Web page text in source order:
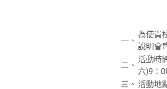
一、
為使貴
說明會
二、
活動時
六)9：
三、 活動地